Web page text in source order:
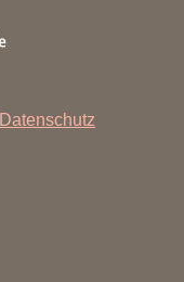
Datenschutz